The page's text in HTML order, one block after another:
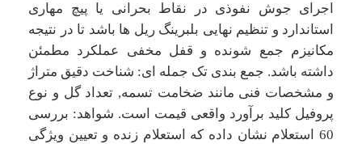
اجرای جوش نفوذی در نقاط بحرانی یا پیچ مهاری
استاندارد و تنظیم نهایی بلبرینگ ریل ها باشد تا در نتیجه
مکانیزم جمع شونده و قفل مخفی عملکرد مطمئن
داشته باشد. جمع بندی تک جمله ای: شناخت دقیق متراژ
و مشخصات فنی مانند ضخامت تسمه, تعداد گل و نوع
پروفیل کلید برآورد واقعی قیمت است. شواهد: بررسی
60 استعلام نشان داده که استعلام زنده و تعیین ویژگی